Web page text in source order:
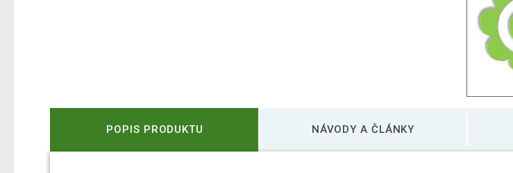
POPIS PRODUKTU NÁVODY A ČLÁNKY